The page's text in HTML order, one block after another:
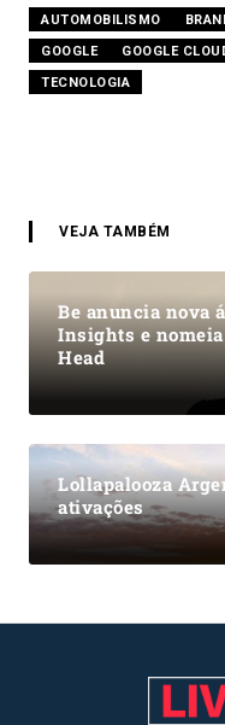
AUTOMOBILISMO
GOOGLE
GOOGLE
TECNOLOGIA
VEJA TAMBÉM
Be anuncia nova
Insights e nomeia
Head
Lollapalooza
ativações